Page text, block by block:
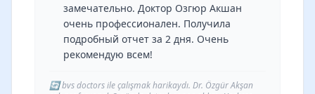
замечательно. Доктор Озгюр Акшан
очень профессионален. Получила
подробный отчет за 2 дня. Очень
рекомендую всем!
🔄bvs doctors ile çalışmak harikaydı. Dr. Özgür Akşan